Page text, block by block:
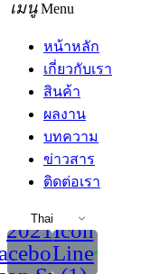
Menu
หน้าหลัก
เกี่ยวกับเรา
สินค้า
ผลงาน
บทความ
ข่าวสาร
ติดต่อเรา
Thai
2021Icon
Line